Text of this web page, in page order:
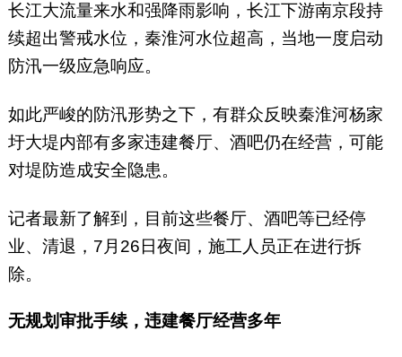
长江大流量来水和强降雨影响，长江下游南京段持
续超出警戒水位，秦淮河水位超高，当地一度启动
防汛一级应急响应。
如此严峻的防汛形势之下，有群众反映秦淮河杨家
圩大堤内部有多家违建餐厅、酒吧仍在经营，可能
对堤防造成安全隐患。
记者最新了解到，目前这些餐厅、酒吧等已经停
业、清退，7月26日夜间，施工人员正在进行拆
除。
无规划审批手续，违建餐厅经营多年